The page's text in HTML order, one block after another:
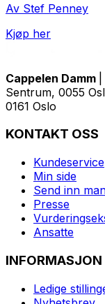
Av Stef Penney
Kjøp her
Cappelen Damm
Sentrum, 0055
0161 Oslo
KONTAKT OSS
Kundeservice
Min side
Send inn
Presse
Ansatte
INFORMASJON
Ledige